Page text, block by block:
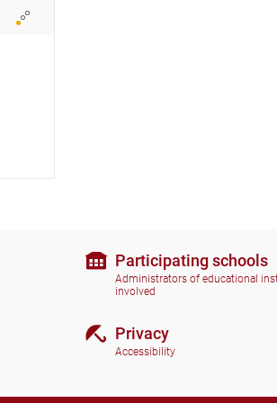
Participating schools
Administrators of educational
involved
Privacy
Accessibility